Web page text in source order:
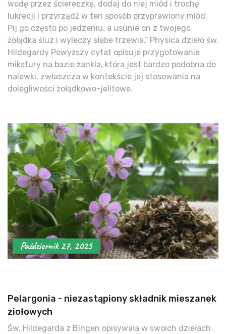
wodę przez ściereczkę, dodaj do niej miód i trochę
lukrecji i przyrządź w ten sposób przyprawiony miód.
Pij go często po jedzeniu, a usunie on z twojego
żołądka śluz i wyleczy słabe trzewia.” Physica dzieło św.
Hildegardy Powyższy cytat opisuje przygotowanie
mikstury na bazie żankla, która jest bardzo podobna do
nalewki, zwłaszcza w kontekście jej stosowania na
dolegliwości żołądkowo-jelitowe.
Październik 27, 2025
Pelargonia - niezastąpiony składnik mieszanek
ziołowych
Św. Hildegarda z Bingen opisywała w swoich dziełach